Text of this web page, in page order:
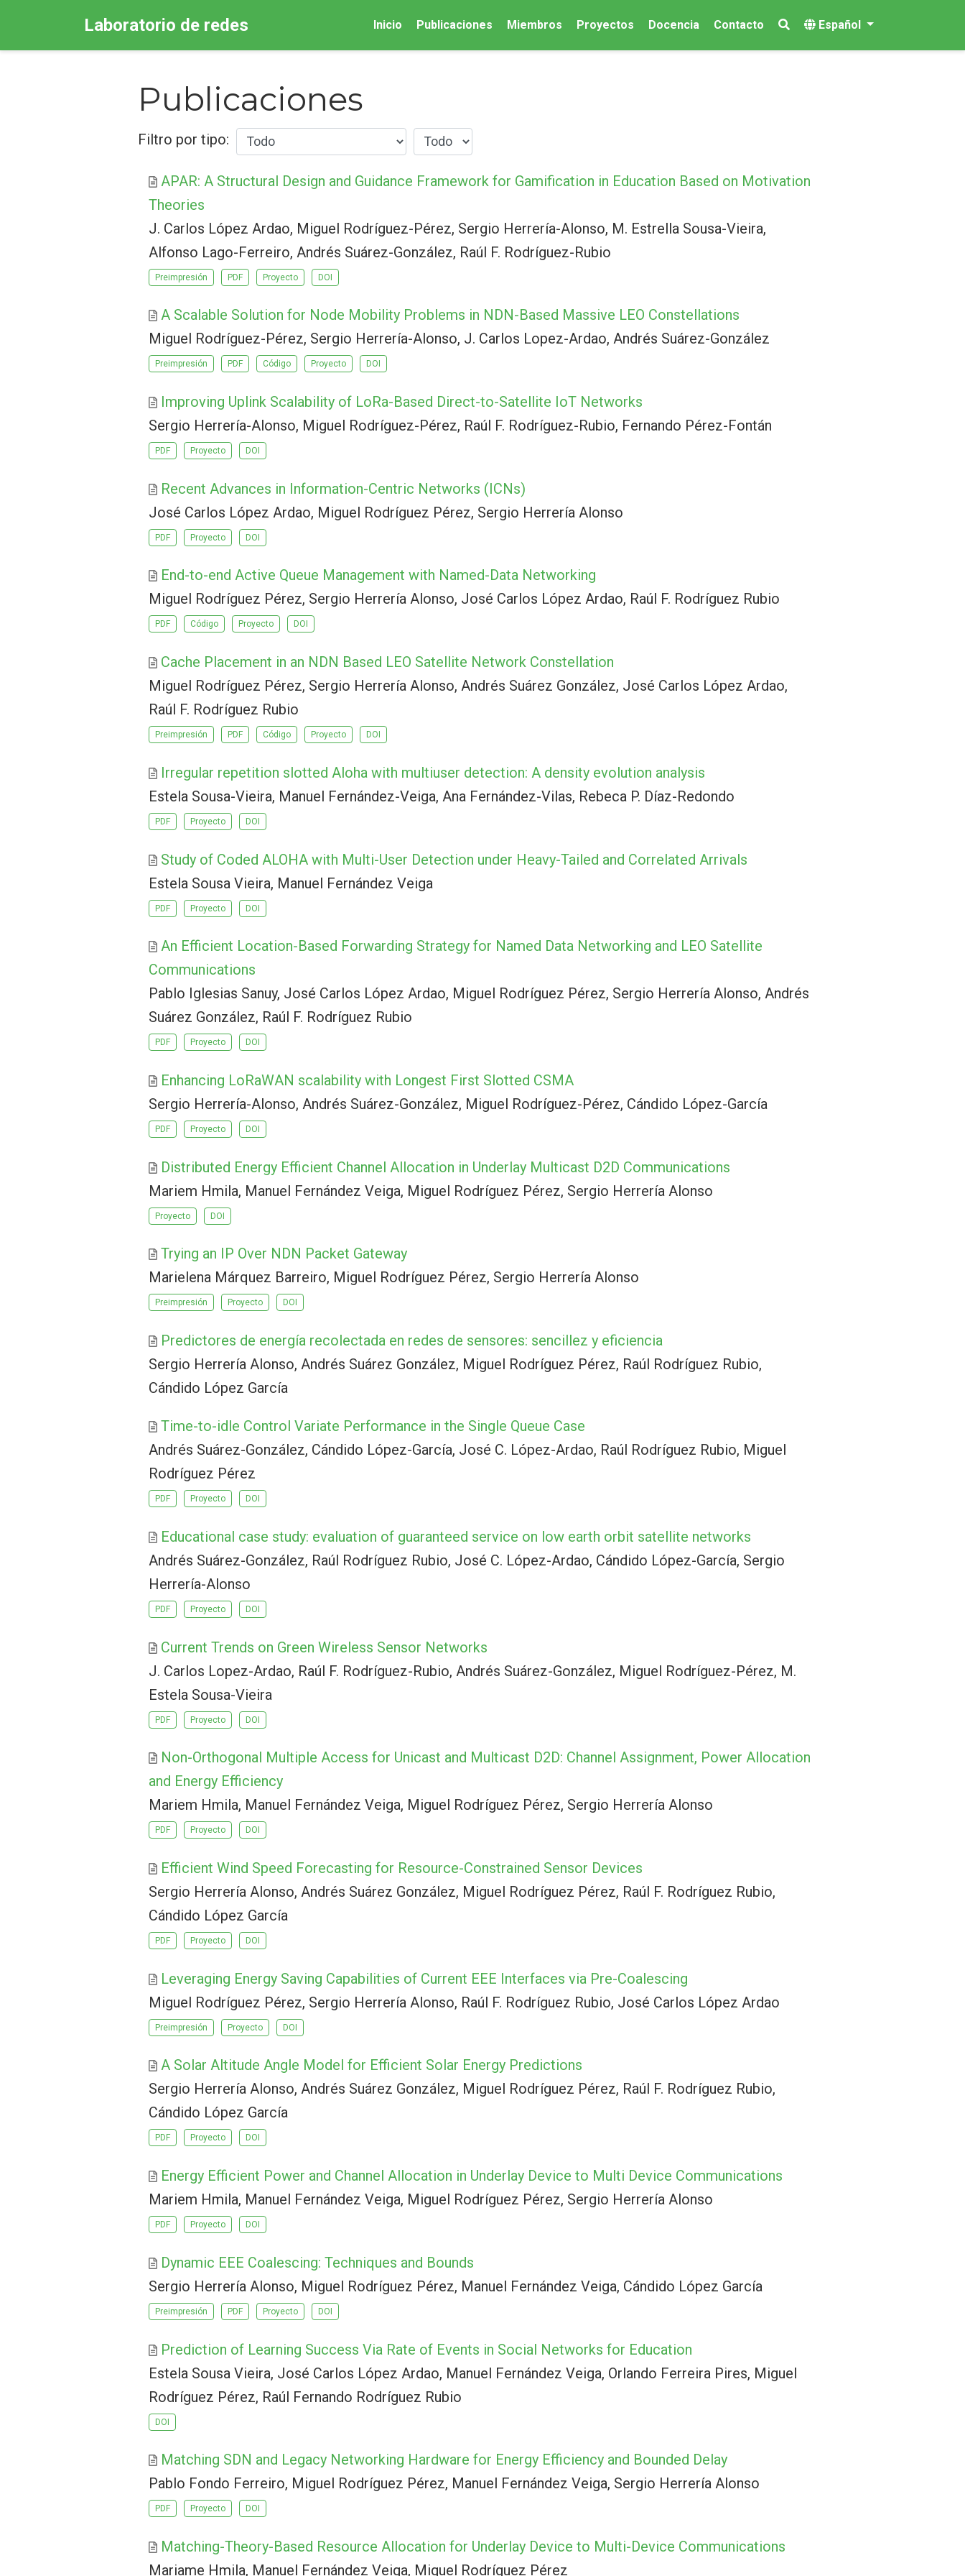
Laboratorio de redes Inicio Publicaciones Miembros Proyectos Docencia Contacto Español
Publicaciones
Filtro por tipo:
APAR: A Structural Design and Guidance Framework for Gamification in Education Based on Motivation
Theories
J. Carlos López Ardao, Miguel Rodríguez-Pérez, Sergio Herrería-Alonso, M. Estrella Sousa-Vieira,
Alfonso Lago-Ferreiro, Andrés Suárez-González, Raúl F. Rodríguez-Rubio
Preimpresión PDF Proyecto DOI
A Scalable Solution for Node Mobility Problems in NDN-Based Massive LEO Constellations
Miguel Rodríguez-Pérez, Sergio Herrería-Alonso, J. Carlos Lopez-Ardao, Andrés Suárez-González
Preimpresión PDF Código Proyecto DOI
Improving Uplink Scalability of LoRa-Based Direct-to-Satellite IoT Networks
Sergio Herrería-Alonso, Miguel Rodríguez-Pérez, Raúl F. Rodríguez-Rubio, Fernando Pérez-Fontán
PDF Proyecto DOI
Recent Advances in Information-Centric Networks (ICNs)
José Carlos López Ardao, Miguel Rodríguez Pérez, Sergio Herrería Alonso
PDF Proyecto DOI
End-to-end Active Queue Management with Named-Data Networking
Miguel Rodríguez Pérez, Sergio Herrería Alonso, José Carlos López Ardao, Raúl F. Rodríguez Rubio
PDF Código Proyecto DOI
Cache Placement in an NDN Based LEO Satellite Network Constellation
Miguel Rodríguez Pérez, Sergio Herrería Alonso, Andrés Suárez González, José Carlos López Ardao,
Raúl F. Rodríguez Rubio
Preimpresión PDF Código Proyecto DOI
Irregular repetition slotted Aloha with multiuser detection: A density evolution analysis
Estela Sousa-Vieira, Manuel Fernández-Veiga, Ana Fernández-Vilas, Rebeca P. Díaz-Redondo
PDF Proyecto DOI
Study of Coded ALOHA with Multi-User Detection under Heavy-Tailed and Correlated Arrivals
Estela Sousa Vieira, Manuel Fernández Veiga
PDF Proyecto DOI
An Efficient Location-Based Forwarding Strategy for Named Data Networking and LEO Satellite
Communications
Pablo Iglesias Sanuy, José Carlos López Ardao, Miguel Rodríguez Pérez, Sergio Herrería Alonso, Andrés
Suárez González, Raúl F. Rodríguez Rubio
PDF Proyecto DOI
Enhancing LoRaWAN scalability with Longest First Slotted CSMA
Sergio Herrería-Alonso, Andrés Suárez-González, Miguel Rodríguez-Pérez, Cándido López-García
PDF Proyecto DOI
Distributed Energy Efficient Channel Allocation in Underlay Multicast D2D Communications
Mariem Hmila, Manuel Fernández Veiga, Miguel Rodríguez Pérez, Sergio Herrería Alonso
Proyecto DOI
Trying an IP Over NDN Packet Gateway
Marielena Márquez Barreiro, Miguel Rodríguez Pérez, Sergio Herrería Alonso
Preimpresión Proyecto DOI
Predictores de energía recolectada en redes de sensores: sencillez y eficiencia
Sergio Herrería Alonso, Andrés Suárez González, Miguel Rodríguez Pérez, Raúl Rodríguez Rubio,
Cándido López García
Time-to-idle Control Variate Performance in the Single Queue Case
Andrés Suárez-González, Cándido López-García, José C. López-Ardao, Raúl Rodríguez Rubio, Miguel
Rodríguez Pérez
PDF Proyecto DOI
Educational case study: evaluation of guaranteed service on low earth orbit satellite networks
Andrés Suárez-González, Raúl Rodríguez Rubio, José C. López-Ardao, Cándido López-García, Sergio
Herrería-Alonso
PDF Proyecto DOI
Current Trends on Green Wireless Sensor Networks
J. Carlos Lopez-Ardao, Raúl F. Rodríguez-Rubio, Andrés Suárez-González, Miguel Rodríguez-Pérez, M.
Estela Sousa-Vieira
PDF Proyecto DOI
Non-Orthogonal Multiple Access for Unicast and Multicast D2D: Channel Assignment, Power Allocation
and Energy Efficiency
Mariem Hmila, Manuel Fernández Veiga, Miguel Rodríguez Pérez, Sergio Herrería Alonso
PDF Proyecto DOI
Efficient Wind Speed Forecasting for Resource-Constrained Sensor Devices
Sergio Herrería Alonso, Andrés Suárez González, Miguel Rodríguez Pérez, Raúl F. Rodríguez Rubio,
Cándido López García
PDF Proyecto DOI
Leveraging Energy Saving Capabilities of Current EEE Interfaces via Pre-Coalescing
Miguel Rodríguez Pérez, Sergio Herrería Alonso, Raúl F. Rodríguez Rubio, José Carlos López Ardao
Preimpresión Proyecto DOI
A Solar Altitude Angle Model for Efficient Solar Energy Predictions
Sergio Herrería Alonso, Andrés Suárez González, Miguel Rodríguez Pérez, Raúl F. Rodríguez Rubio,
Cándido López García
PDF Proyecto DOI
Energy Efficient Power and Channel Allocation in Underlay Device to Multi Device Communications
Mariem Hmila, Manuel Fernández Veiga, Miguel Rodríguez Pérez, Sergio Herrería Alonso
PDF Proyecto DOI
Dynamic EEE Coalescing: Techniques and Bounds
Sergio Herrería Alonso, Miguel Rodríguez Pérez, Manuel Fernández Veiga, Cándido López García
Preimpresión PDF Proyecto DOI
Prediction of Learning Success Via Rate of Events in Social Networks for Education
Estela Sousa Vieira, José Carlos López Ardao, Manuel Fernández Veiga, Orlando Ferreira Pires, Miguel
Rodríguez Pérez, Raúl Fernando Rodríguez Rubio
DOI
Matching SDN and Legacy Networking Hardware for Energy Efficiency and Bounded Delay
Pablo Fondo Ferreiro, Miguel Rodríguez Pérez, Manuel Fernández Veiga, Sergio Herrería Alonso
PDF Proyecto DOI
Matching-Theory-Based Resource Allocation for Underlay Device to Multi-Device Communications
Mariame Hmila, Manuel Fernández Veiga, Miguel Rodríguez Pérez